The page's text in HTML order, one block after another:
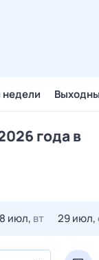
года в
июл, вт 29 июл,